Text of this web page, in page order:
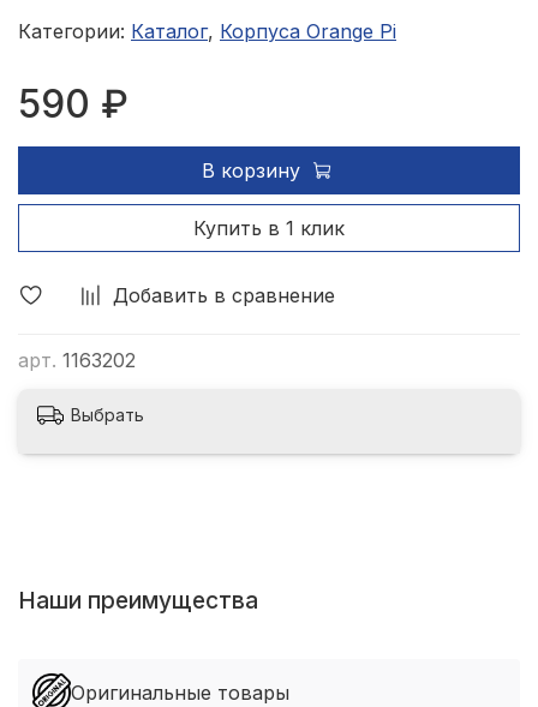
Добавить в сравнение
арт. 1163202
Категории: Каталог, Корпуса Orange Pi
590 ₽
В корзину
Купить в 1 клик
Выбрать
Наши преимущества
Оригинальные товары